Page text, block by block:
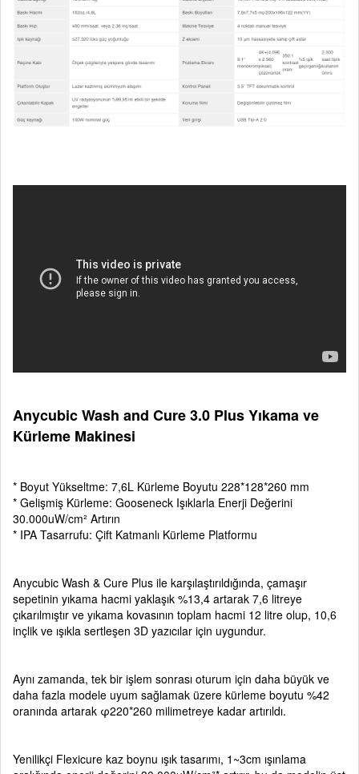
Anycubic Wash and Cure 3.0 Plus Yıkama ve
Kürleme Makinesi
* Boyut Yükseltme: 7,6L Kürleme Boyutu 228*128*260 mm
* Gelişmiş Kürleme: Gooseneck Işıklarla Enerji Değerini
30.000uW/cm² Artırın
* IPA Tasarrufu: Çift Katmanlı Kürleme Platformu
Anycubic Wash & Cure Plus ile karşılaştırıldığında, çamaşır
sepetinin yıkama hacmi yaklaşık %13,4 artarak 7,6 litreye
çıkarılmıştır ve yıkama kovasının toplam hacmi 12 litre olup, 10,6
inçlik ve ışıkla sertleşen 3D yazıcılar için uygundur.
Aynı zamanda, tek bir işlem sonrası oturum için daha büyük ve
daha fazla modele uyum sağlamak üzere kürleme boyutu %42
oranında artarak φ220*260 milimetreye kadar artırıldı.
Yenilikçi Flexicure kaz boynu ışık tasarımı, 1~3cm ışınlama